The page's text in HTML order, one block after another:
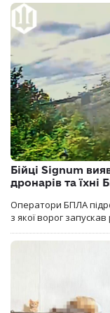
Бійці Signum
дронарів та їхні
Оператори БПЛА
з якої ворог